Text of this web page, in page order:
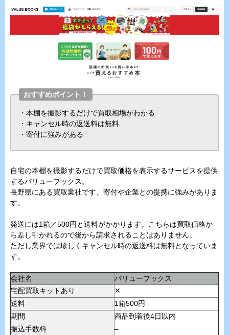
おすすめポイント！
・本棚を撮影するだけで買取相場がわかる
・キャンセル時の返送料は無料
・寄付に強みがある
自宅の本棚を撮影するだけで買取価格を表示するサービスを提供
するバリューブックス。
長野県にある買取業社です。寄付や企業との提携に強みがありま
す。
発送には1箱／500円と送料がかかります。こちらは買取価格か
ら差し引かれるので後から請求されることはありません。
ただし業界では珍しくキャンセル時の返送料は無料となっていま
す。
会社名
バリューブックス
宅配買取キットあり
✕
送料
1箱500円
期間
商品到着後4日以内
振込手数料
–